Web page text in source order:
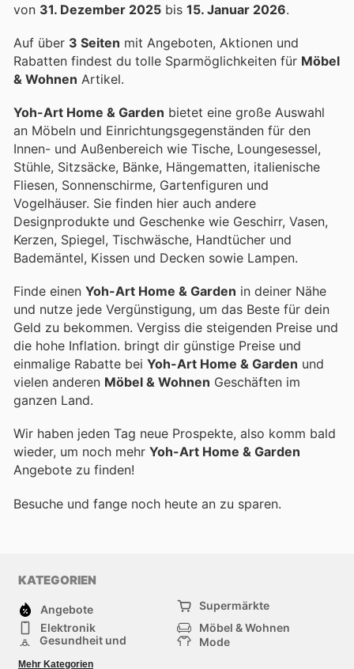
von 31. Dezember 2025 bis 15. Januar 2026.
Auf über 3 Seiten mit Angeboten, Aktionen und
Rabatten findest du tolle Sparmöglichkeiten für Möbel
& Wohnen Artikel.
Yoh-Art Home & Garden bietet eine große Auswahl
an Möbeln und Einrichtungsgegenständen für den
Innen- und Außenbereich wie Tische, Loungesessel,
Stühle, Sitzsäcke, Bänke, Hängematten, italienische
Fliesen, Sonnenschirme, Gartenfiguren und
Vogelhäuser. Sie finden hier auch andere
Designprodukte und Geschenke wie Geschirr, Vasen,
Kerzen, Spiegel, Tischwäsche, Handtücher und
Bademäntel, Kissen und Decken sowie Lampen.
Finde einen Yoh-Art Home & Garden in deiner Nähe
und nutze jede Vergünstigung, um das Beste für dein
Geld zu bekommen. Vergiss die steigenden Preise und
die hohe Inflation. bringt dir günstige Preise und
einmalige Rabatte bei Yoh-Art Home & Garden und
vielen anderen Möbel & Wohnen Geschäften im
ganzen Land.
Wir haben jeden Tag neue Prospekte, also komm bald
wieder, um noch mehr Yoh-Art Home & Garden
Angebote zu finden!
Besuche und fange noch heute an zu sparen.
KATEGORIEN
Angebote
Supermärkte
Elektronik
Möbel & Wohnen
Gesundheit und
Mode
Sportartikel und
Mehr Kategorien